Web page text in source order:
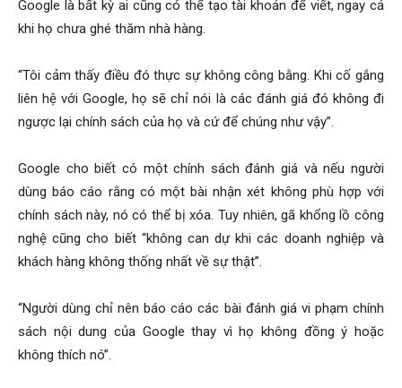
Google là bất kỳ ai cũng có thể tạo tài khoản để viết, ngay cả
khi họ chưa ghé thăm nhà hàng.
“Tôi cảm thấy điều đó thực sự không công bằng. Khi cố gắng
liên hệ với Google, họ sẽ chỉ nói là các đánh giá đó không đi
ngược lại chính sách của họ và cứ để chúng như vậy”.
Google cho biết có một chính sách đánh giá và nếu người
dùng báo cáo rằng có một bài nhận xét không phù hợp với
chính sách này, nó có thể bị xóa. Tuy nhiên, gã khổng lồ công
nghệ cũng cho biết “không can dự khi các doanh nghiệp và
khách hàng không thống nhất về sự thật”.
“Người dùng chỉ nên báo cáo các bài đánh giá vi phạm chính
sách nội dung của Google thay vì họ không đồng ý hoặc
không thích nó”.